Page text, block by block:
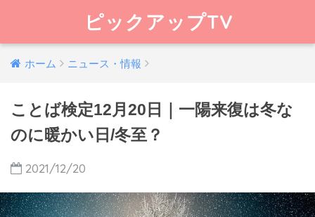
ピックアップTV
ホーム ニュース・情報
ことば検定12月20日｜一陽来復は冬な
のに暖かい日/冬至？
2021/12/20